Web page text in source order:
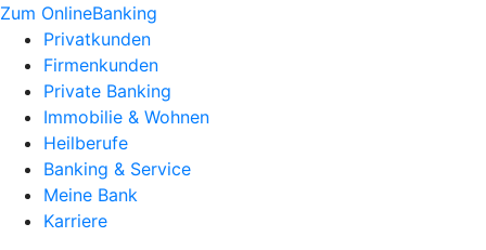
Zum OnlineBanking
Privatkunden
Firmenkunden
Private Banking
Immobilie & Wohnen
Heilberufe
Banking & Service
Meine Bank
Karriere